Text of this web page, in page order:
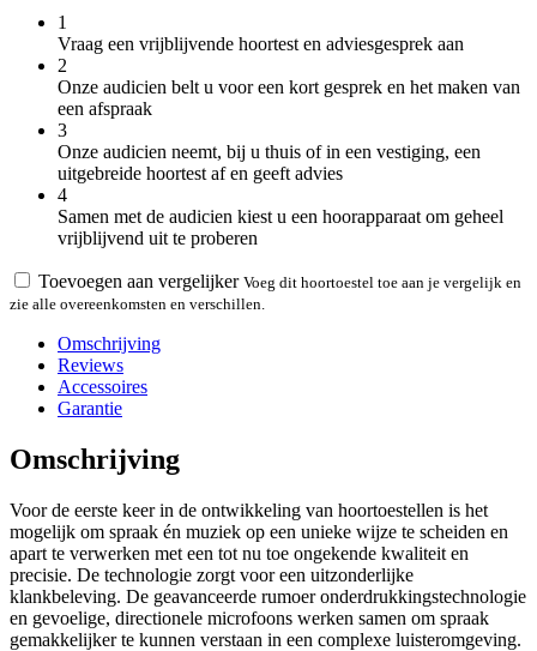
1
Vraag een vrijblijvende hoortest en adviesgesprek aan
2
Onze audicien belt u voor een kort gesprek en het maken van
een afspraak
3
Onze audicien neemt, bij u thuis of in een vestiging, een
uitgebreide hoortest af en geeft advies
4
Samen met de audicien kiest u een hoorapparaat om geheel
vrijblijvend uit te proberen
Toevoegen aan vergelijker Voeg dit hoortoestel toe aan je vergelijk en
zie alle overeenkomsten en verschillen.
Omschrijving
Reviews
Accessoires
Garantie
Omschrijving
Voor de eerste keer in de ontwikkeling van hoortoestellen is het
mogelijk om spraak én muziek op een unieke wijze te scheiden en
apart te verwerken met een tot nu toe ongekende kwaliteit en
precisie. De technologie zorgt voor een uitzonderlijke
klankbeleving. De geavanceerde rumoer onderdrukkingstechnologie
en gevoelige, directionele microfoons werken samen om spraak
gemakkelijker te kunnen verstaan in een complexe luisteromgeving.